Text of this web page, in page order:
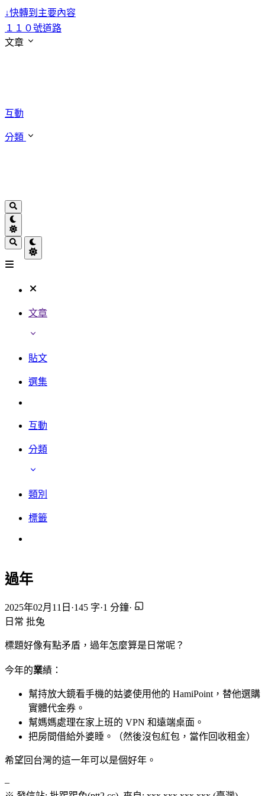
↓快轉到主要內容
１１０號道路
文章
互動
分類
文章
貼文
選集
互動
分類
類別
標籤
過年
2025年02月11日 ·145 字·1 分鐘·
日常 批兔
標題好像有點矛盾，過年怎麼算是日常呢？
今年的業績：
幫持放大鏡看手機的姑婆使用他的 HamiPoint，替他選購
實體代金券。
幫媽媽處理在家上班的 VPN 和遠端桌面。
把房間借給外婆睡。（然後沒包紅包，當作回收租金）
希望回台灣的這一年可以是個好年。
–